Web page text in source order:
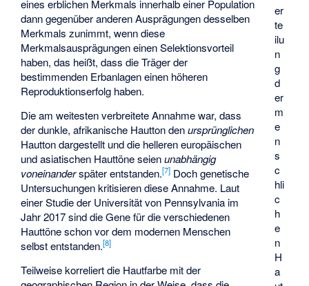
er
te
ilu
n
g
d
er
m
e
n
s
c
hli
c
h
e
n
H
a
eines erblichen Merkmals innerhalb einer Population
dann gegenüber anderen Ausprägungen desselben
Merkmals zunimmt, wenn diese
Merkmalsausprägungen einen Selektionsvorteil
haben, das heißt, dass die Träger der
bestimmenden Erbanlagen einen höheren
Reproduktionserfolg haben.
Die am weitesten verbreitete Annahme war, dass
der dunkle, afrikanische Hautton denursprünglichen
Hautton dargestellt und die helleren europäischen
und asiatischen Hauttöne seienunabhängig
voneinanderspäter entstanden.[7] Doch genetische
Untersuchungen kritisieren diese Annahme. Laut
einer Studie der Universität von Pennsylvania im
Jahr 2017 sind die Gene für die verschiedenen
Hauttöne schon vor dem modernen Menschen
selbst entstanden.[8]
Teilweise korreliert die Hautfarbe mit der